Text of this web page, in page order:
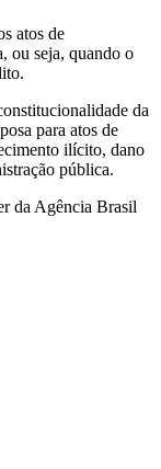
atos de
ou seja, quando o
da
para atos de
ilícito, dano
pública.
da Agência Brasil